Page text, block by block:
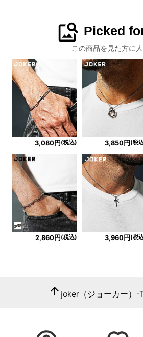
image_search Picked
この商品を見た方に人
3,080円 (税込) 3,850円 (税
2,860円 (税込) 3,960円 (税
arrow_upward joker（ジョーカー）-